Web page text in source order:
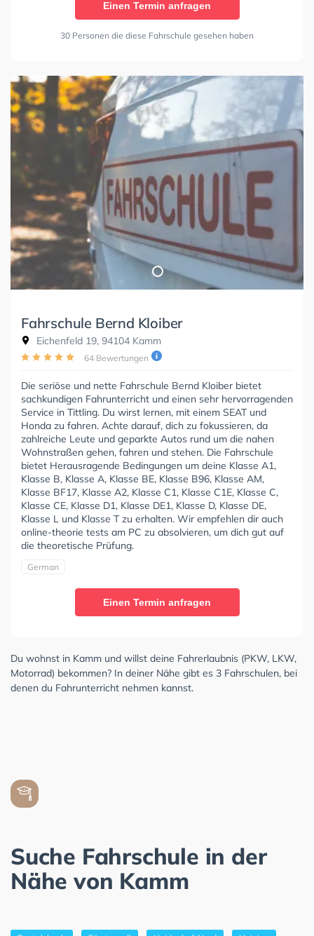
Einen Termin anfragen
30 Personen die diese Fahrschule gesehen haben
Fahrschule Bernd Kloiber
Eichenfeld 19, 94104 Kamm
64 Bewertungen
Die seriöse und nette Fahrschule Bernd Kloiber bietet
sachkundigen Fahrunterricht und einen sehr hervorragenden
Service in Tittling. Du wirst lernen, mit einem SEAT und
Honda zu fahren. Achte darauf, dich zu fokussieren, da
zahlreiche Leute und geparkte Autos rund um die nahen
Wohnstraßen gehen, fahren und stehen. Die Fahrschule
bietet Herausragende Bedingungen um deine Klasse A1,
Klasse B, Klasse A, Klasse BE, Klasse B96, Klasse AM,
Klasse BF17, Klasse A2, Klasse C1, Klasse C1E, Klasse C,
Klasse CE, Klasse D1, Klasse DE1, Klasse D, Klasse DE,
Klasse L und Klasse T zu erhalten. Wir empfehlen dir auch
online-theorie tests am PC zu absolvieren, um dich gut auf
die theoretische Prüfung.
German
Einen Termin anfragen
Du wohnst in Kamm und willst deine Fahrerlaubnis (PKW, LKW,
Motorrad) bekommen? In deiner Nähe gibt es 3 Fahrschulen, bei
denen du Fahrunterricht nehmen kannst.
Suche Fahrschule in der
Nähe von Kamm